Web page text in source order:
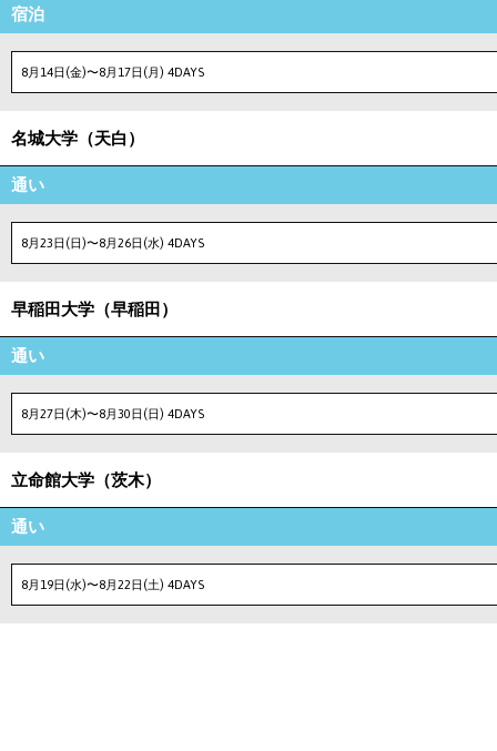
宿泊
8月14日(金)〜8月17日(月) 4DAYS
名城大学（天白）
通い
8月23日(日)〜8月26日(水) 4DAYS
早稲田大学（早稲田）
通い
8月27日(木)〜8月30日(日) 4DAYS
立命館大学（茨木）
通い
8月19日(水)〜8月22日(土) 4DAYS